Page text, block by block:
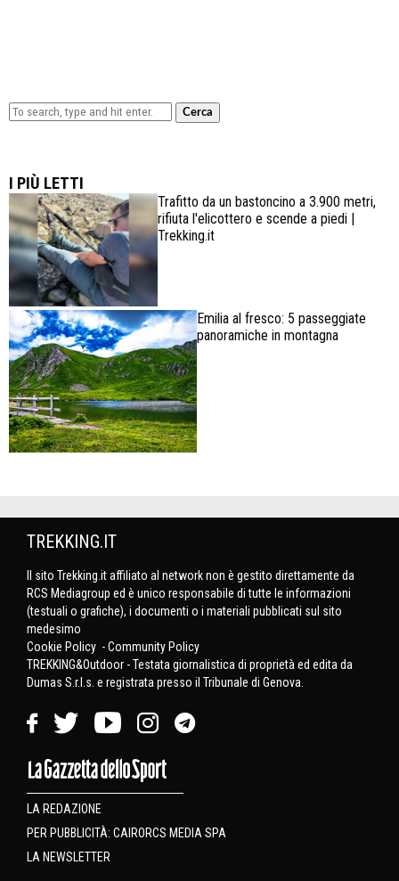
Cerca
I PIÙ LETTI
Trafitto da un bastoncino a 3.900 metri,
rifiuta l'elicottero e scende a piedi |
Trekking.it
Emilia al fresco: 5 passeggiate
panoramiche in montagna
TREKKING.IT
Il sito Trekking.it affiliato al network non è gestito direttamente da
RCS Mediagroup ed è unico responsabile di tutte le informazioni
(testuali o grafiche), i documenti o i materiali pubblicati sul sito
medesimo
Cookie Policy -Community Policy
TREKKING&Outdoor - Testata giornalistica di proprietà ed edita da
Dumas S.r.l.s. e registrata presso il Tribunale di Genova.
LA REDAZIONE
PER PUBBLICITÀ: CAIRORCS MEDIA SPA
LA NEWSLETTER